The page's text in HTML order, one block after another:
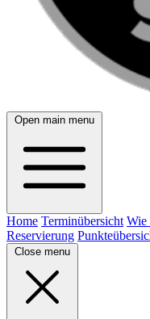
Open main menu
Home Terminübersicht Wie
Reservierung
Close menu